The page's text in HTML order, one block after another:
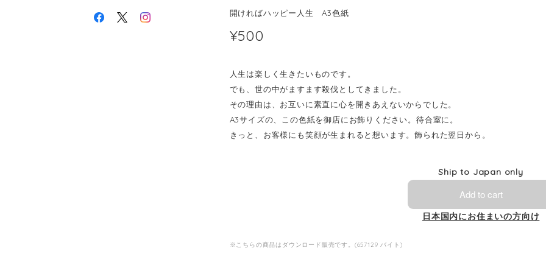
開ければハッピー人生 A3色紙
¥500
人生は楽しく生きたいものです。
でも、世の中がますます殺伐としてきました。
その理由は、お互いに素直に心を開きあえないからでした。
A3サイズの、この色紙を御店にお飾りください。待合室に。
きっと、お客様にも笑顔が生まれると想います。飾られた翌日から。
Ship to Japan only
Add to cart
日本国内にお住まいの方向け
※こちらの商品はダウンロード販売です。(657129 バイト)